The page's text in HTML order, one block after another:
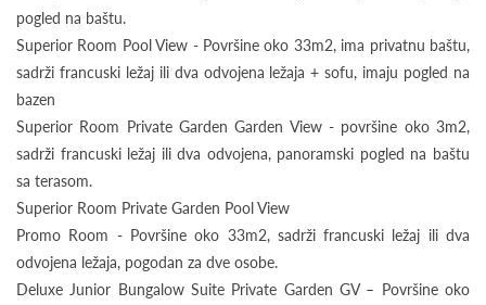
pogled na baštu.
Superior Room Pool View - Površine oko 33m2, ima privatnu baštu,
sadrži francuski ležaj ili dva odvojena ležaja + sofu, imaju pogled na
bazen
Superior Room Private Garden Garden View - površine oko 3m2,
sadrži francuski ležaj ili dva odvojena, panoramski pogled na baštu
sa terasom.
Superior Room Private Garden Pool View
Promo Room - Površine oko 33m2, sadrži francuski ležaj ili dva
odvojena ležaja, pogodan za dve osobe.
Deluxe Junior Bungalow Suite Private Garden GV – Površine oko